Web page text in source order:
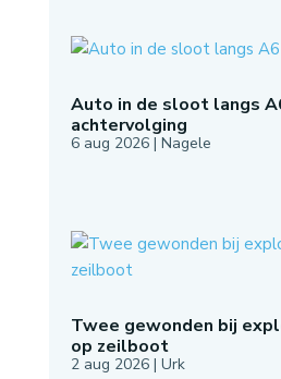
Auto in de sloot langs
achtervolging
6 aug 2026| Nagele
Twee gewonden bij
op zeilboot
2 aug 2026| Urk